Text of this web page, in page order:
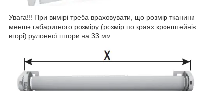
Увага!!! При вимірі треба враховувати, що розмір тканини
менше габаритного розміру (розмір по краях кронштейнів
вгорі) рулонної штори на 33 мм.